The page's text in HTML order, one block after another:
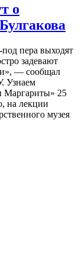
о
пера выходят
задевают
— сообщал
Узнаем
Маргариты» 25
на лекции
музея